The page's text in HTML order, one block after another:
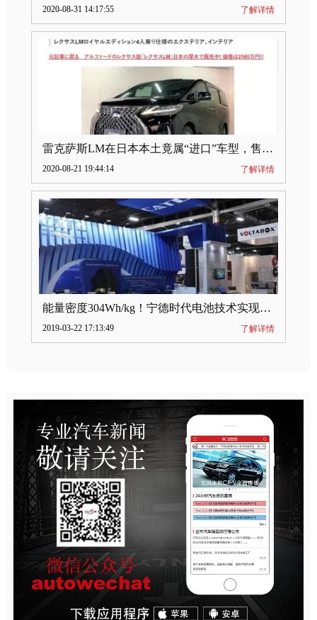
2020-08-31 14:17:55 了解详情
雷克萨斯LM在日本本土竟属“进口”车型，售价2580万日元
2020-08-21 19:44:14 了解详情
能量密度304Wh/kg！宁德时代电池技术实现突破
2019-03-22 17:13:49 了解详情